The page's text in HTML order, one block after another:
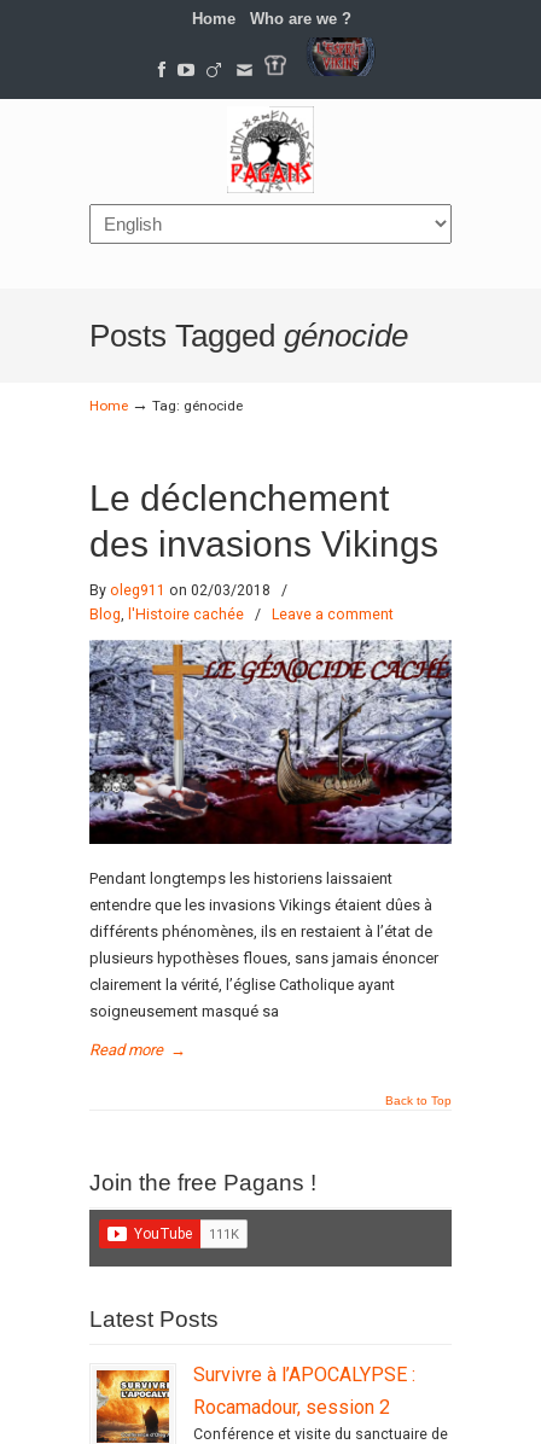
Home Who are we ?
Navigation
Posts Tagged génocide
Home → Tag: génocide
Le déclenchement
des invasions Vikings
By oleg911 on 02/03/2018
/
Blog, l'Histoire cachée / Leave a comment
Pendant longtemps les historiens laissaient
entendre que les invasions Vikings étaient dûes à
différents phénomènes, ils en restaient à l’état de
plusieurs hypothèses floues, sans jamais énoncer
clairement la vérité, l’église Catholique ayant
soigneusement masqué sa
Read more →
Back to Top
Join the free Pagans !
Latest Posts
Survivre à l’APOCALYPSE :
Rocamadour, session 2
Conférence et visite du sanctuaire de